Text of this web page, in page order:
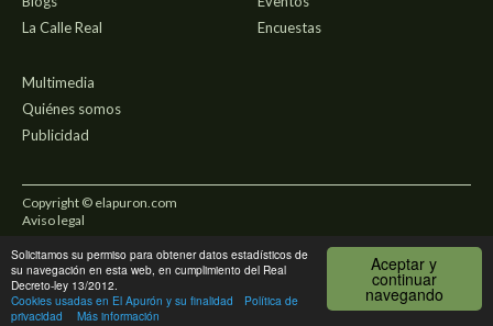
Aceptar y
continuar
navegando
Solicitamos su permiso para obtener datos estadísticos de
su navegación en esta web, en cumplimiento del Real
Decreto-ley 13/2012.
Cookies usadas en El Apurón y su finalidad
Política de
privacidad
Más información
La Calle Real
Encuestas
Multimedia
Quiénes somos
Publicidad
Copyright © elapuron.com
Aviso legal
Política de privacidad
Uso de cookies